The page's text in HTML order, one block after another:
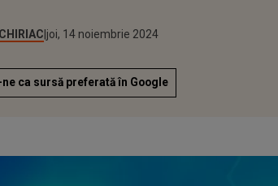
Publicat:
marți, 14 noiembrie 2023
Actualizat:
joi, 14 noiembrie 2024
ca sursă preferată în Google